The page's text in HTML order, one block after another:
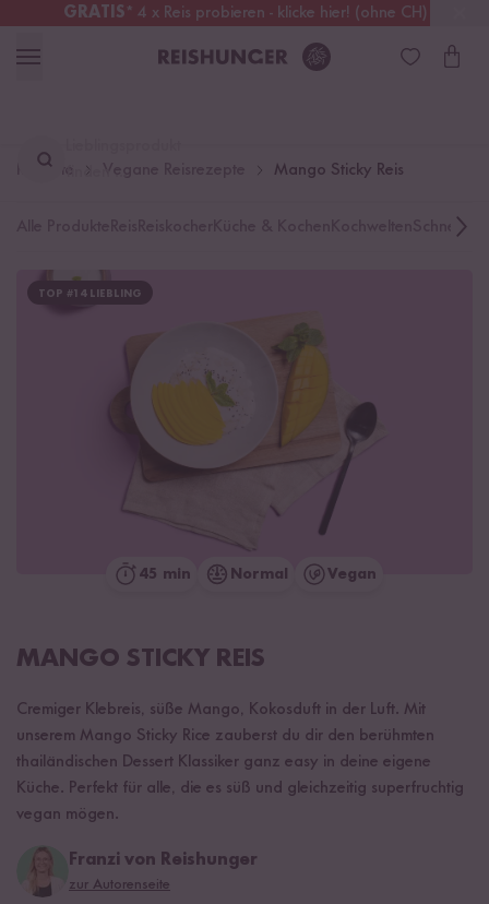
GRATIS* 4 x Reis probieren - klicke hier! (ohne CH)
Deutschland Kostenloser Versand
finden ...
Rezepte Mango Sticky Reis
Schnelle
TOP #14 LIEBLING
45 min Normal Vegan
MANGO STICKY REIS
Cremiger Klebreis, süße Mango, Kokosduft in der Luft. Mit
unserem Mango Sticky Rice zauberst du dir den berühmten
thailändischen Dessert Klassiker ganz easy in deine eigene
Küche. Perfekt für alle, die es süß und gleichzeitig superfruchtig
vegan mögen.
Franzi von Reishunger
zur Autorenseite